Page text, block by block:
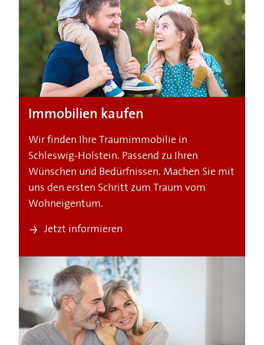
Immobilien kaufen
Wir finden Ihre Traumimmobilie in
Schleswig-Holstein. Passend zu Ihren
Wünschen und Bedürfnissen. Machen Sie mit
uns den ersten Schritt zum Traum vom
Wohneigentum.
Jetzt informieren